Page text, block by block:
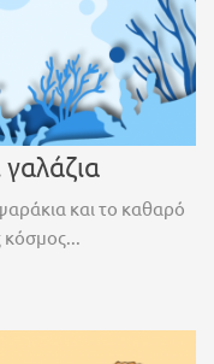
και το καθαρό
κόσμος...